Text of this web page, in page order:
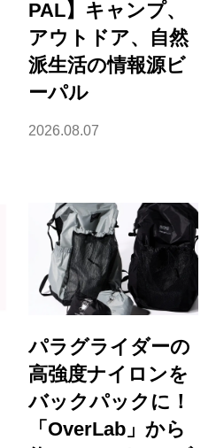
PAL】キャンプ、
アウトドア、自然
派生活の情報源ビ
ーパル
2026.08.07
パラグライダーの
高強度ナイロンを
バックパックに！
「OverLab」から